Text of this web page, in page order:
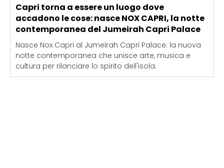
Capri torna a essere un luogo dove
accadono le cose: nasce NOX CAPRI, la notte
contemporanea del Jumeirah Capri Palace
Nasce Nox Capri al Jumeirah Capri Palace: la nuova
notte contemporanea che unisce arte, musica e
cultura per rilanciare lo spirito dell'isola.